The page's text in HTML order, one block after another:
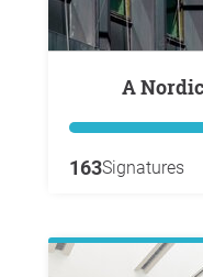
A
163Signatures